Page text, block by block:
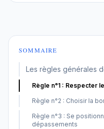
SOMMAIRE
Les règles générales
Règle n°1 : Respecter
Règle n°2 : Choisir la
Règle n°3 : Se
dépassements